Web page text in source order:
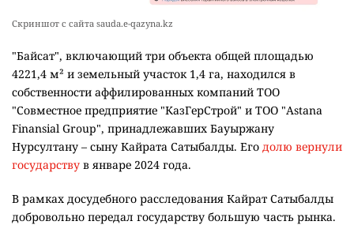
Скриншот с сайта sauda.e-qazyna.kz
"Байсат", включающий три объекта общей площадью
4221,4 м² и земельный участок 1,4 га, находился в
собственности аффилированных компаний ТОО
"Совместное предприятие "КазГерСтрой" и ТОО "Astana
Finansial Group", принадлежавших Бауыржану
Нурсултану – сыну Кайрата Сатыбалды. Его долю вернули
государству в январе 2024 года.
В рамках досудебного расследования Кайрат Сатыбалды
добровольно передал государству большую часть рынка.